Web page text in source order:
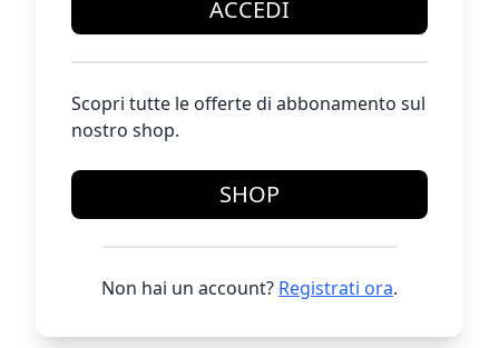
ACCEDI
Scopri tutte le offerte di abbonamento sul
nostro shop.
SHOP
Non hai un account? Registrati ora.